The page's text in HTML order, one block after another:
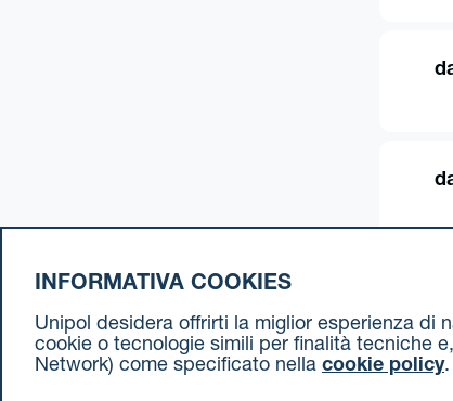
INFORMATIVA COOKIES
Unipol desidera offrirti la miglior esperienza di
cookie o tecnologie simili per finalità tecniche
Network) come specificato nella cookie policy.